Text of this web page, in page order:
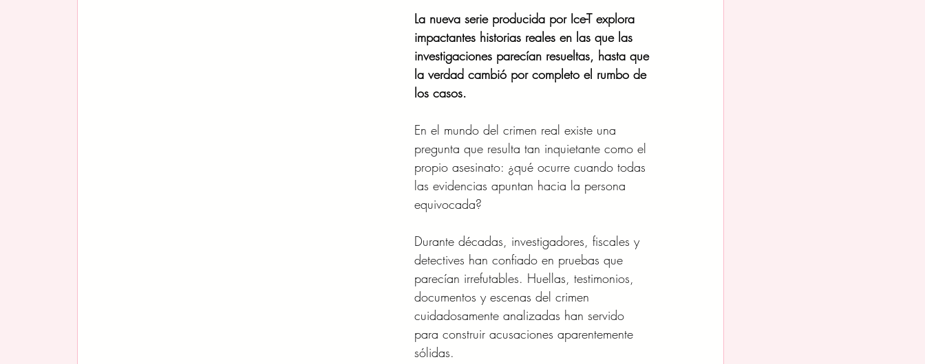
La nueva serie producida por Ice-T explora
impactantes historias reales en las que las
investigaciones parecían resueltas, hasta que
la verdad cambió por completo el rumbo de
los casos.
En el mundo del crimen real existe una
pregunta que resulta tan inquietante como el
propio asesinato: ¿qué ocurre cuando todas
las evidencias apuntan hacia la persona
equivocada?
Durante décadas, investigadores, fiscales y
detectives han confiado en pruebas que
parecían irrefutables. Huellas, testimonios,
documentos y escenas del crimen
cuidadosamente analizadas han servido
para construir acusaciones aparentemente
sólidas.